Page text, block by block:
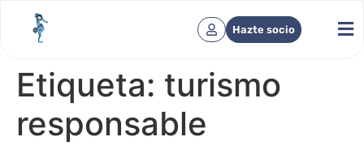
Hazte socio
Etiqueta: turismo
responsable